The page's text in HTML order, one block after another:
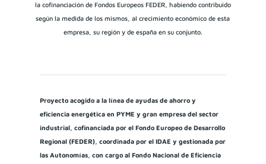
la cofinanciación de Fondos Europeos FEDER, habiendo contribuido
según la medida de los mismos, al crecimiento económico de esta
empresa, su región y de españa en su conjunto.
Proyecto acogido a la línea de ayudas de ahorro y
eficiencia energética en PYME y gran empresa del sector
industrial, cofinanciada por el Fondo Europeo de Desarrollo
Regional (FEDER), coordinada por el IDAE y gestionada por
las Autonomías, con cargo al Fondo Nacional de Eficiencia